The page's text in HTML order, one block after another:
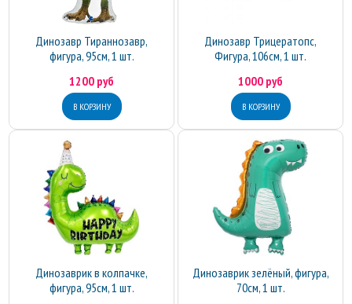
Динозавр Тираннозавр,
фигура, 95см, 1 шт.
1200 руб
Динозавр Трицератопс,
Фигура, 106см, 1 шт.
1000 руб
Динозаврик в колпачке,
фигура, 95см, 1 шт.
Динозаврик зелёный, фигура,
70см, 1 шт.